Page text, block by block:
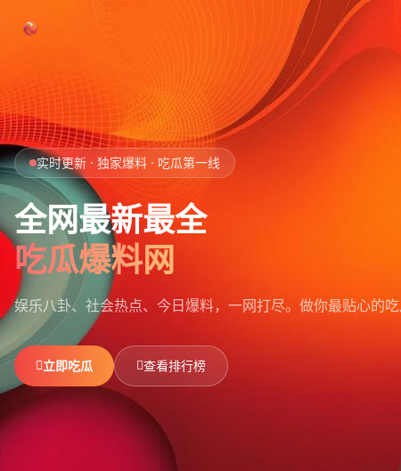
首页
娱乐吃瓜
社会热点
今日爆料
排行榜
社区
实时更新 · 独家爆料 · 吃瓜第一线
全网最新最全
吃瓜爆料网
娱乐八卦、社会热点、今日爆料，一网打尽。 做你最贴心的
立即吃瓜 查看排行榜